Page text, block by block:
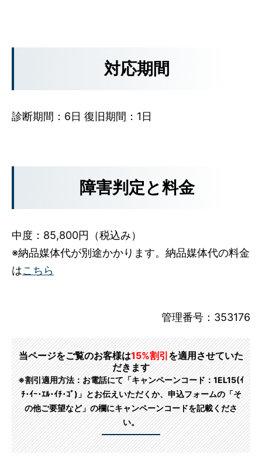
対応期間
診断期間：6日 復旧期間：1日
障害判定と料金
中度：85,800円（税込み）
※納品媒体代が別途かかります。納品媒体代の料金
はこちら
管理番号：353176
当ページをご覧のお客様は15%割引 を適用させていた
だきます
※割引適用方法：お電話にて「キャンペーンコード：1EL15(ｲ
ﾁ･ｲｰ･ｴﾙ･ｲﾁ･ｺﾞ)」とお伝えいただくか、申込フォームの「そ
の他ご要望など」の欄にキャンペーンコードを記載くださ
い。